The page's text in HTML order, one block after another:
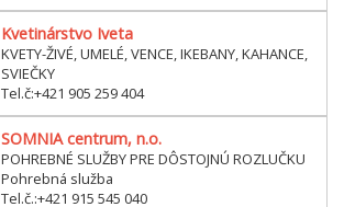
Kvetinárstvo Iveta
KVETY-ŽIVÉ, UMELÉ, VENCE, IKEBANY, KAHANCE,
SVIEČKY
Tel.č:+421 905 259 404
SOMNIA centrum, n.o.
POHREBNÉ SLUŽBY PRE DÔSTOJNÚ ROZLUČKU
Pohrebná služba
Tel.č.:+421 915 545 040